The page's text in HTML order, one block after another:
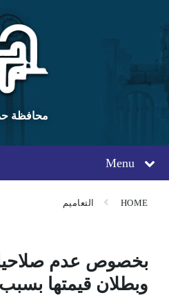
content
main
navigation
footer
محافظة
Menu
HOME التعاميم
بخصوص عدم
وبطلان قيمتها بسبب